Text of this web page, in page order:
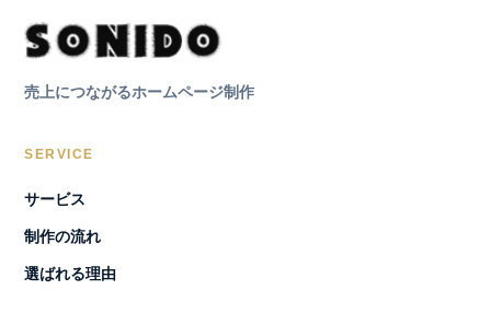
売上につながるホームページ制作
SERVICE
サービス
制作の流れ
選ばれる理由